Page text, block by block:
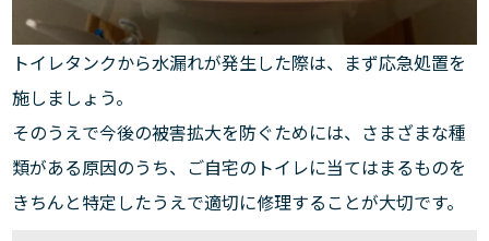
トイレタンクから水漏れが発生した際は、まず応急処置を
施しましょう。
そのうえで今後の被害拡大を防ぐためには、さまざまな種
類がある原因のうち、ご自宅のトイレに当てはまるものを
きちんと特定したうえで適切に修理することが大切です。